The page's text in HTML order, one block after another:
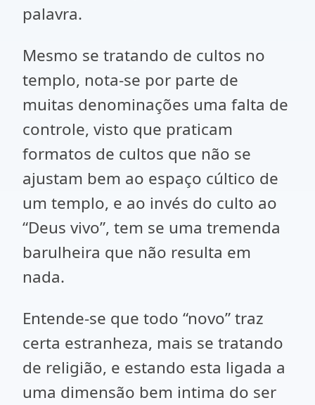
palavra.
Mesmo se tratando de cultos no
templo, nota-se por parte de
muitas denominações uma falta de
controle, visto que praticam
formatos de cultos que não se
ajustam bem ao espaço cúltico de
um templo, e ao invés do culto ao
“Deus vivo”, tem se uma tremenda
barulheira que não resulta em
nada.
Entende-se que todo “novo” traz
certa estranheza, mais se tratando
de religião, e estando esta ligada a
uma dimensão bem intima do ser